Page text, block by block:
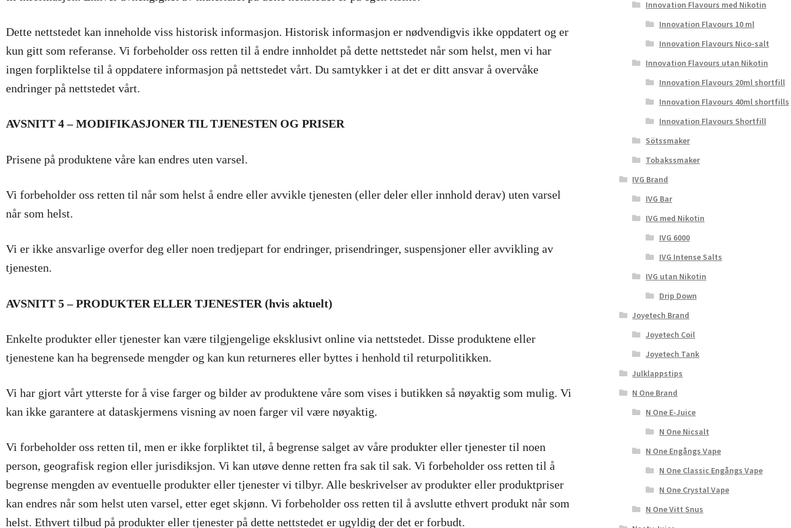
Dette nettstedet kan inneholde viss historisk informasjon. Historisk informasjon er nødvendigvis ikke oppdatert og er
kun gitt som referanse. Vi forbeholder oss retten til å endre innholdet på dette nettstedet når som helst, men vi har
ingen forpliktelse til å oppdatere informasjon på nettstedet vårt. Du samtykker i at det er ditt ansvar å overvåke
endringer på nettstedet vårt.
AVSNITT 4 – MODIFIKASJONER TIL TJENESTEN OG PRISER
Prisene på produktene våre kan endres uten varsel.
Vi forbeholder oss retten til når som helst å endre eller avvikle tjenesten (eller deler eller innhold derav) uten varsel
når som helst.
Vi er ikke ansvarlige overfor deg eller noen tredjepart for endringer, prisendringer, suspensjoner eller avvikling av
tjenesten.
AVSNITT 5 – PRODUKTER ELLER TJENESTER (hvis aktuelt)
Enkelte produkter eller tjenester kan være tilgjengelige eksklusivt online via nettstedet. Disse produktene eller
tjenestene kan ha begrensede mengder og kan kun returneres eller byttes i henhold til returpolitikken.
Vi har gjort vårt ytterste for å vise farger og bilder av produktene våre som vises i butikken så nøyaktig som mulig. Vi
kan ikke garantere at dataskjermens visning av noen farger vil være nøyaktig.
Vi forbeholder oss retten til, men er ikke forpliktet til, å begrense salget av våre produkter eller tjenester til noen
person, geografisk region eller jurisdiksjon. Vi kan utøve denne retten fra sak til sak. Vi forbeholder oss retten til å
begrense mengden av eventuelle produkter eller tjenester vi tilbyr. Alle beskrivelser av produkter eller produktpriser
kan endres når som helst uten varsel, etter eget skjønn. Vi forbeholder oss retten til å avslutte ethvert produkt når som
helst. Ethvert tilbud på produkter eller tjenester på dette nettstedet er ugyldig der det er forbudt.
Innovation Flavours med Nikotin
Innovation Flavours 10 ml
Innovation Flavours Nico-salt
Innovation Flavours utan Nikotin
Innovation Flavours 20ml shortfill
Innovation Flavours 40ml shortfills
Innovation Flavours Shortfill
Sötssmaker
Tobakssmaker
IVG Brand
IVG Bar
IVG med Nikotin
IVG 6000
IVG Intense Salts
IVG utan Nikotin
Drip Down
Joyetech Brand
Joyetech Coil
Joyetech Tank
Julklappstips
N One Brand
N One E-Juice
N One Nicsalt
N One Engångs Vape
N One Classic Engångs Vape
N One Crystal Vape
N One Vitt Snus